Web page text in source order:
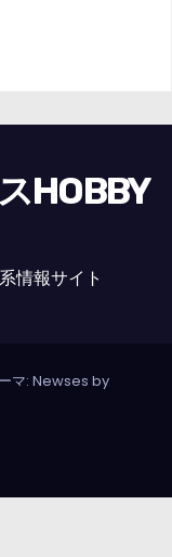
HOBBY
情報サイト
マ: Newses by